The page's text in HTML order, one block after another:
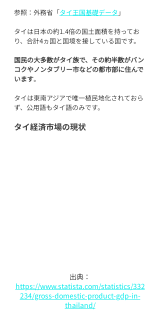
参照：外務省「タイ王国基礎データ 」
タイは日本の約1.4倍の国土面積を持ってお
り、合計4ヵ国と国境を接している国です。
国民の大多数がタイ族で、その約半数がバン
コクやノンタブリー市などの都市部に住んで
います。
タイは東南アジアで唯一植民地化されておら
ず、公用語もタイ語のみです。
タイ経済市場の現状
出典：
https://www.statista.com/statistics/332
234/gross-domestic-product-gdp-in-
thailand/